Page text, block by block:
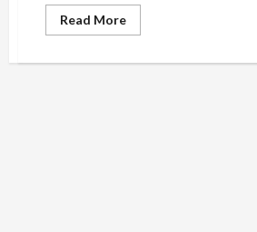
Read MoreRead
more
20